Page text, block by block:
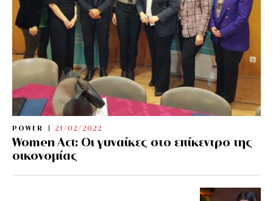
POWER 21/02/2022
Women Act: Οι γυναίκες στο επίκεντρο της
οικονομίας